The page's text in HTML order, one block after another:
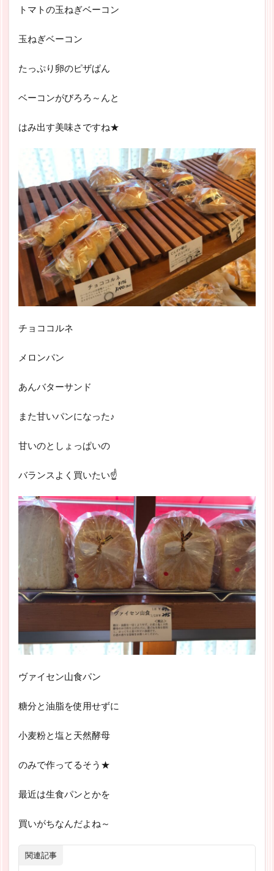
トマトの玉ねぎベーコン
玉ねぎベーコン
たっぷり卵のピザぱん
ベーコンがびろろ～んと
はみ出す美味さですね★
チョココルネ
メロンパン
あんバターサンド
また甘いパンになった♪
甘いのとしょっぱいの
バランスよく買いたい☝
ヴァイセン山食パン
糖分と油脂を使用せずに
小麦粉と塩と天然酵母
のみで作ってるそう★
最近は生食パンとかを
買いがちなんだよね～
関連記事